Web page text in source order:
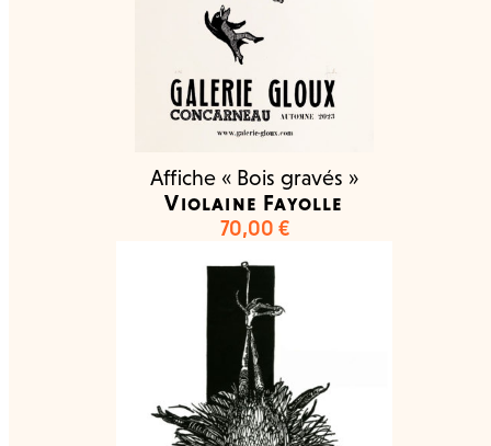
Affiche « Bois gravés »
Violaine Fayolle
70,00 €